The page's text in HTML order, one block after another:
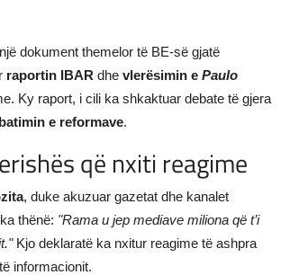
dokument themelor të BE-së gjatë
raportin IBAR dhe vlerësimin e Paulo
Ky raport, i cili ka shkaktuar debate të gjera
e reformave.
që nxiti reagime
, duke akuzuar gazetat dhe kanalet
thënë: "Rama u jep mediave miliona që t’i
Kjo deklaratë ka nxitur reagime të ashpra
informacionit.